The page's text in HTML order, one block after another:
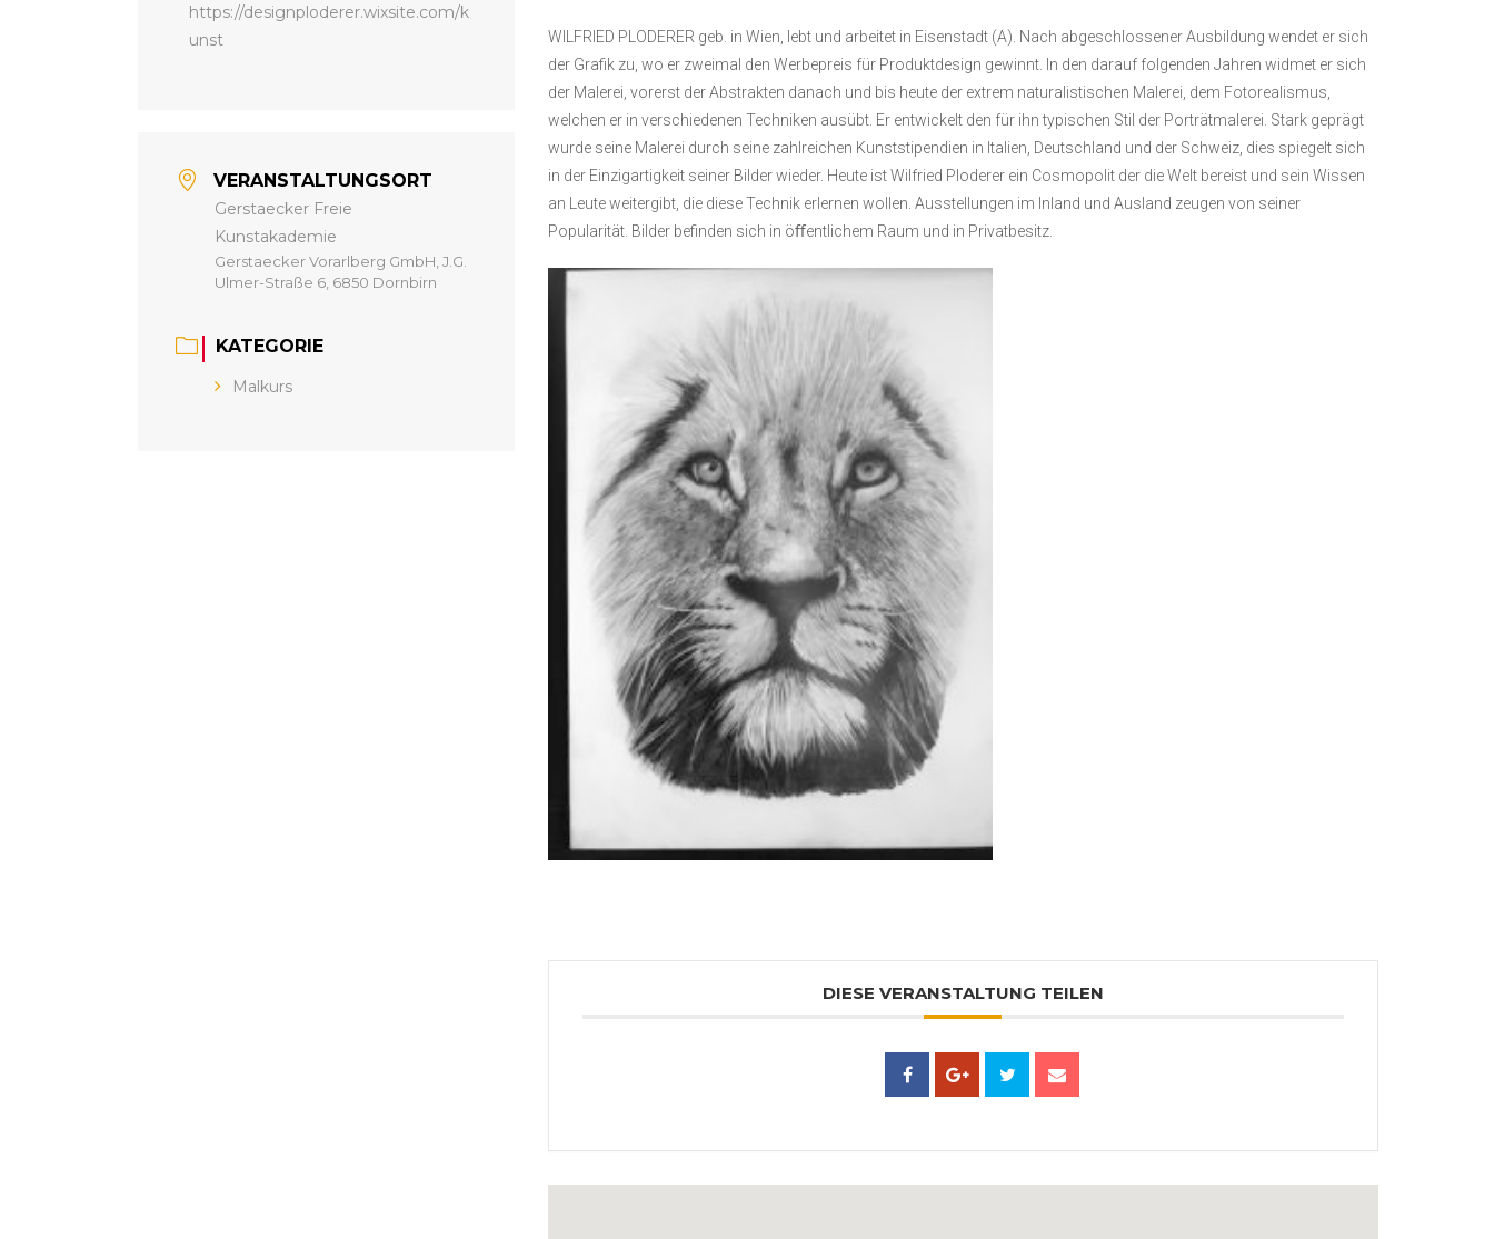
https://designploderer.wixsite.com/k
unst
VERANSTALTUNGSORT
Gerstaecker Freie
Kunstakademie
Gerstaecker Vorarlberg GmbH, J.G.
Ulmer-Straße 6, 6850 Dornbirn
KATEGORIE
Malkurs
WILFRIED PLODERER geb. in Wien, lebt und arbeitet in Eisenstadt (A). Nach abgeschlossener Ausbildung wendet er sich
der Grafik zu, wo er zweimal den Werbepreis für Produktdesign gewinnt. In den darauf folgenden Jahren widmet er sich
der Malerei, vorerst der Abstrakten danach und bis heute der extrem naturalistischen Malerei, dem Fotorealismus,
welchen er in verschiedenen Techniken ausübt. Er entwickelt den für ihn typischen Stil der Porträtmalerei. Stark geprägt
wurde seine Malerei durch seine zahlreichen Kunststipendien in Italien, Deutschland und der Schweiz, dies spiegelt sich
in der Einzigartigkeit seiner Bilder wieder. Heute ist Wilfried Ploderer ein Cosmopolit der die Welt bereist und sein Wissen
an Leute weitergibt, die diese Technik erlernen wollen. Ausstellungen im Inland und Ausland zeugen von seiner
Popularität. Bilder befinden sich in öﬀentlichem Raum und in Privatbesitz.
DIESE VERANSTALTUNG TEILEN